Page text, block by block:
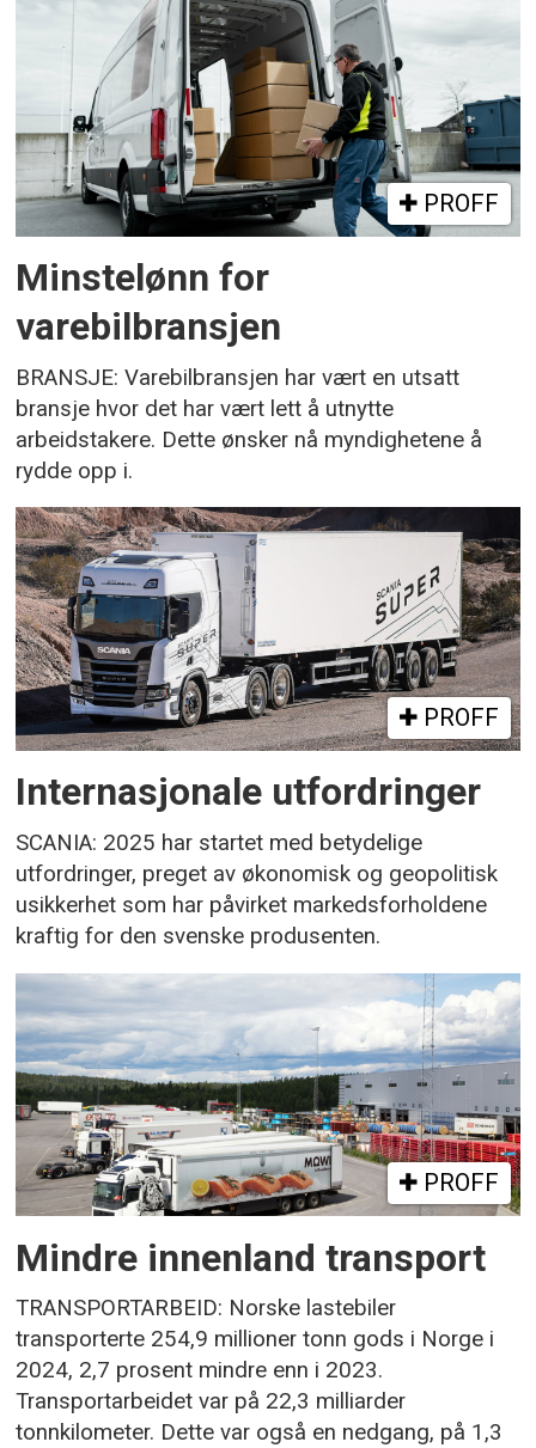
PROFF
Minstelønn for
varebilbransjen
BRANSJE: Varebilbransjen har vært en utsatt
bransje hvor det har vært lett å utnytte
arbeidstakere. Dette ønsker nå myndighetene å
rydde opp i.
PROFF
Internasjonale utfordringer
SCANIA: 2025 har startet med betydelige
utfordringer, preget av økonomisk og geopolitisk
usikkerhet som har påvirket markedsforholdene
kraftig for den svenske produsenten.
PROFF
Mindre innenland transport
TRANSPORTARBEID: Norske lastebiler
transporterte 254,9 millioner tonn gods i Norge i
2024, 2,7 prosent mindre enn i 2023.
Transportarbeidet var på 22,3 milliarder
tonnkilometer. Dette var også en nedgang, på 1,3